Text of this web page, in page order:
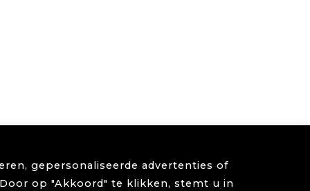
gepersonaliseerde advertenties of
op "Akkoord" te klikken, stemt u in